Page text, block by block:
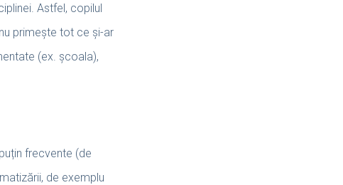
Astfel, copilul
primește tot ce și-ar
(ex. școala),
frecvente (de
de exemplu